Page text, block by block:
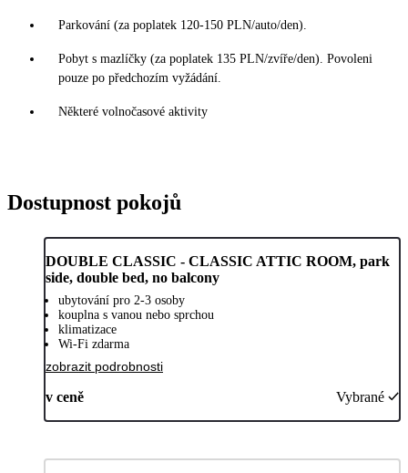
Parkování (za poplatek 120-150 PLN/auto/den).
Pobyt s mazlíčky (za poplatek 135 PLN/zvíře/den). Povoleni
pouze po předchozím vyžádání.
Některé volnočasové aktivity
Dostupnost pokojů
DOUBLE CLASSIC - CLASSIC ATTIC ROOM, park
side, double bed, no balcony
ubytování pro 2-3 osoby
kouplna s vanou nebo sprchou
klimatizace
Wi-Fi zdarma
zobrazit podrobnosti
v ceně Vybrané